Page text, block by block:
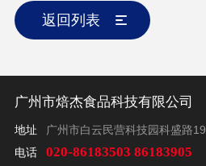
返回列表
广州市焙杰食品科技有限公司
地址
广州市白云民营科技园科盛路
电话
020-86183503 86183905